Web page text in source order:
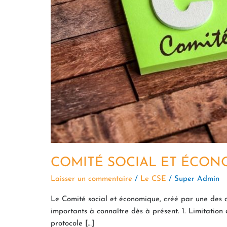
COMITÉ SOCIAL ET
Laisser un commentaire / Le CSE / Super Admin
Le Comité social et économique, créé par une
importants à connaître dès à présent. 1.
protocole […]